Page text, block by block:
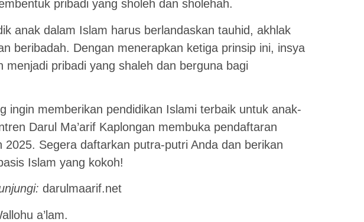
pribadi yang sholeh dan sholehah.
anak dalam Islam harus berlandaskan tauhid, akhlak
beribadah. Dengan menerapkan ketiga prinsip ini, insya
menjadi pribadi yang shaleh dan berguna bagi
ingin memberikan pendidikan Islami terbaik untuk anak-
Darul Ma’arif Kaplongan membuka pendaftaran
2025. Segera daftarkan putra-putri Anda dan berikan
Islam yang kokoh!
darulmaarif.net
a’lam.